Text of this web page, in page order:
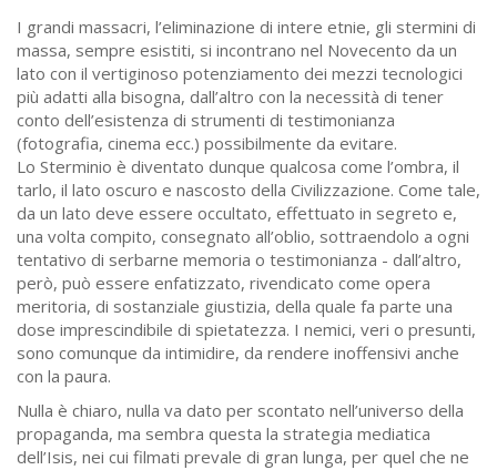
I grandi massacri, l’eliminazione di intere etnie, gli stermini di
massa, sempre esistiti, si incontrano nel Novecento da un
lato con il vertiginoso potenziamento dei mezzi tecnologici
più adatti alla bisogna, dall’altro con la necessità di tener
conto dell’esistenza di strumenti di testimonianza
(fotografia, cinema ecc.) possibilmente da evitare.
Lo Sterminio è diventato dunque qualcosa come l’ombra, il
tarlo, il lato oscuro e nascosto della Civilizzazione. Come tale,
da un lato deve essere occultato, effettuato in segreto e,
una volta compito, consegnato all’oblio, sottraendolo a ogni
tentativo di serbarne memoria o testimonianza - dall’altro,
però, può essere enfatizzato, rivendicato come opera
meritoria, di sostanziale giustizia, della quale fa parte una
dose imprescindibile di spietatezza. I nemici, veri o presunti,
sono comunque da intimidire, da rendere inoffensivi anche
con la paura.
Nulla è chiaro, nulla va dato per scontato nell’universo della
propaganda, ma sembra questa la strategia mediatica
dell’Isis, nei cui filmati prevale di gran lunga, per quel che ne